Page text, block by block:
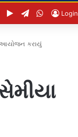
Google Play
Telegram
WhatsApp
Login
આયોજન કરાયું